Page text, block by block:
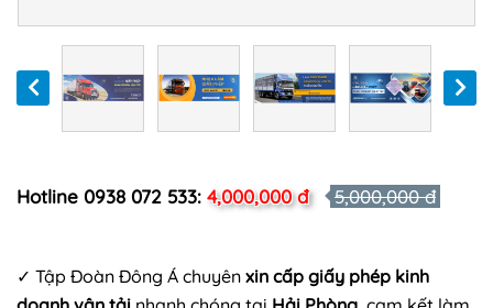
Hotline 0938 072 533: 4,000,000 đ 5,000,000 đ
✓ Tập Đoàn Đông Á chuyên xin cấp giấy phép kinh